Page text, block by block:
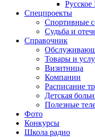
Спецпроекты
Спортивные
Судьба и
Справочник
Товары и
Визитница
Компании
Расписание
Детская
Полезные
Фото
Конкурсы
Школа радио